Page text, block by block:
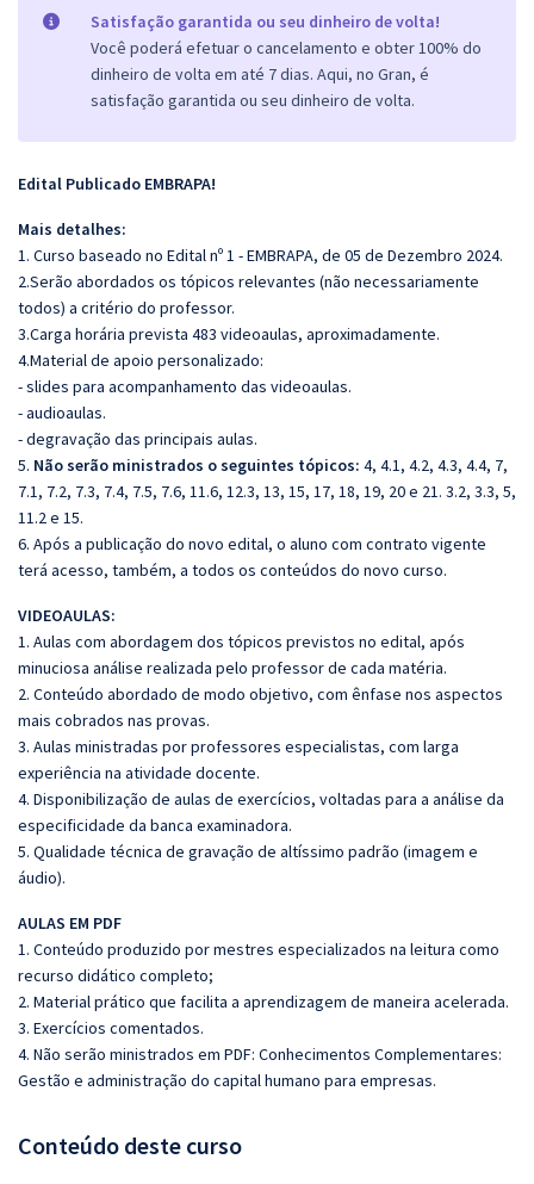
Satisfação garantida ou seu dinheiro de volta!
Você poderá efetuar o cancelamento e obter 100% do
dinheiro de volta em até 7 dias. Aqui, no Gran, é
satisfação garantida ou seu dinheiro de volta.
Edital Publicado EMBRAPA!
Mais detalhes:
1. Curso baseado no Edital nº 1 - EMBRAPA, de 05 de Dezembro 2024.
2.Serão abordados os tópicos relevantes (não necessariamente
todos) a critério do professor.
3.Carga horária prevista 483 videoaulas, aproximadamente.
4.Material de apoio personalizado:
- slides para acompanhamento das videoaulas.
- audioaulas.
- degravação das principais aulas.
5. Não serão ministrados o seguintes tópicos: 4, 4.1, 4.2, 4.3, 4.4, 7,
7.1, 7.2, 7.3, 7.4, 7.5, 7.6, 11.6, 12.3, 13, 15, 17, 18, 19, 20 e 21. 3.2, 3.3, 5,
11.2 e 15.
6. Após a publicação do novo edital, o aluno com contrato vigente
terá acesso, também, a todos os conteúdos do novo curso.
VIDEOAULAS:
1. Aulas com abordagem dos tópicos previstos no edital, após
minuciosa análise realizada pelo professor de cada matéria.
2. Conteúdo abordado de modo objetivo, com ênfase nos aspectos
mais cobrados nas provas.
3. Aulas ministradas por professores especialistas, com larga
experiência na atividade docente.
4. Disponibilização de aulas de exercícios, voltadas para a análise da
especificidade da banca examinadora.
5. Qualidade técnica de gravação de altíssimo padrão (imagem e
áudio).
AULAS EM PDF
1. Conteúdo produzido por mestres especializados na leitura como
recurso didático completo;
2. Material prático que facilita a aprendizagem de maneira acelerada.
3. Exercícios comentados.
4. Não serão ministrados em PDF: Conhecimentos Complementares:
Gestão e administração do capital humano para empresas.
Conteúdo deste curso